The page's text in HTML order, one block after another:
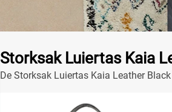
Storksak Luiertas Kaia
De Storksak Luiertas Kaia Leather